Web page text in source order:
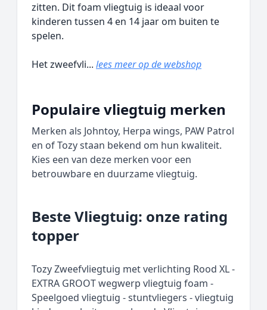
zitten. Dit foam vliegtuig is ideaal voor
kinderen tussen 4 en 14 jaar om buiten te
spelen.
Het zweefvli... lees meer op de webshop
Populaire vliegtuig merken
Merken als Johntoy, Herpa wings, PAW Patrol
en of Tozy staan bekend om hun kwaliteit.
Kies een van deze merken voor een
betrouwbare en duurzame vliegtuig.
Beste Vliegtuig: onze rating
topper
Tozy Zweefvliegtuig met verlichting Rood XL -
EXTRA GROOT wegwerp vliegtuig foam -
Speelgoed vliegtuig - stuntvliegers - vliegtuig